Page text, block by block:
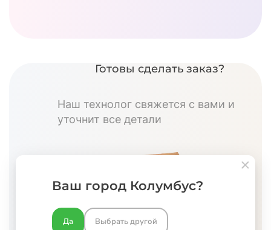
Готовы сделать заказ?
Наш технолог свяжется с вами и
уточнит все детали
Ваш город Колумбус?
Да Выбрать другой